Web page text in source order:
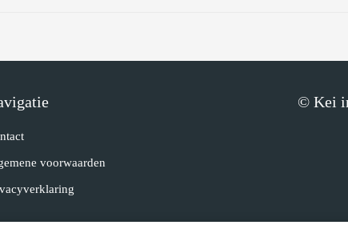
voorwaarden
© Kei